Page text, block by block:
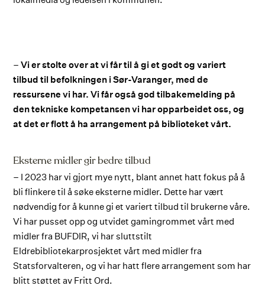
–Vi er stolte over at vi får til å gi et godt og variert
tilbud til befolkningen i Sør-Varanger, med de
ressursene vi har. Vi får også god tilbakemelding på
den tekniske kompetansen vi har opparbeidet oss, og
at det er flott å ha arrangement på biblioteket vårt.
Eksterne midler gir bedre tilbud
– I 2023 har vi gjort mye nytt, blant annet hatt fokus på å
bli flinkere til å søke eksterne midler. Dette har vært
nødvendig for å kunne gi et variert tilbud til brukerne våre.
Vi har pusset opp og utvidet gamingrommet vårt med
midler fra BUFDIR, vi har sluttstilt
Eldrebibliotekarprosjektet vårt med midler fra
Statsforvalteren, og vi har hatt flere arrangement som har
blitt støttet av Fritt Ord.